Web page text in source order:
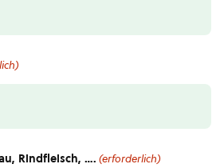
Rindfleisch, …. (erforderlich)